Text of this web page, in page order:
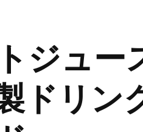
ジュー
ドリン